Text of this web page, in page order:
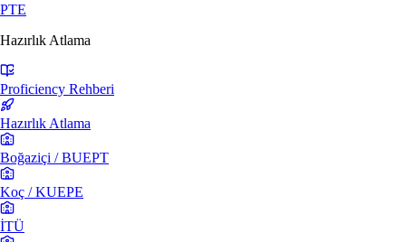
PTE
Hazırlık Atlama
Proficiency Rehberi
Hazırlık Atlama
Boğaziçi / BUEPT
Koç / KUEPE
İTÜ